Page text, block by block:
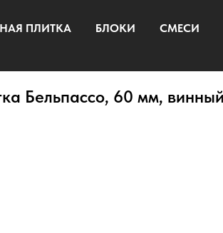
ПЛИТКА БЛОКИ СМЕСИ
Бельпассо, 60 мм,